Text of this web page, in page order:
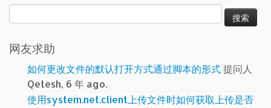
索：
网友求助
如何更改文件的默认打开方式通过脚本的形式提问人
Qetesh, 6 年 ago.
使用system.net.client上传文件时如何获取上传是否